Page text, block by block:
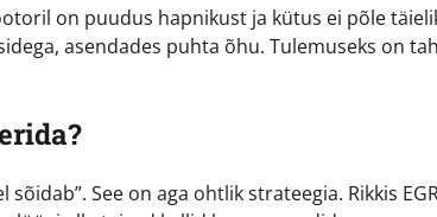
on puudus hapnikust ja kütus ei põle
asendades puhta õhu. Tulemuseks on
See on aga ohtlik strateegia. Rikkis